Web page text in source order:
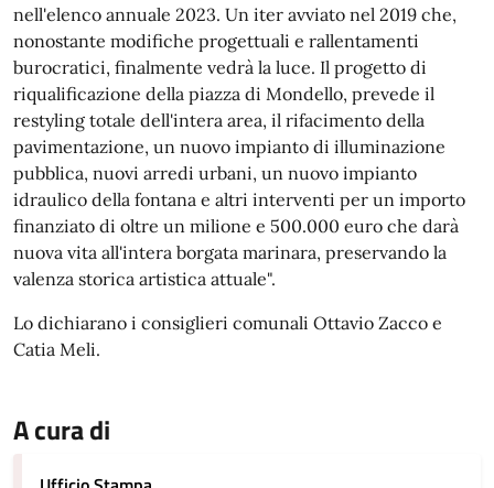
nell'elenco annuale 2023. Un iter avviato nel 2019 che,
nonostante modifiche progettuali e rallentamenti
burocratici, finalmente vedrà la luce. Il progetto di
riqualificazione della piazza di Mondello, prevede il
restyling totale dell'intera area, il rifacimento della
pavimentazione, un nuovo impianto di illuminazione
pubblica, nuovi arredi urbani, un nuovo impianto
idraulico della fontana e altri interventi per un importo
finanziato di oltre un milione e 500.000 euro che darà
nuova vita all'intera borgata marinara, preservando la
valenza storica artistica attuale".
Lo dichiarano i consiglieri comunali Ottavio Zacco e
Catia Meli.
A cura di